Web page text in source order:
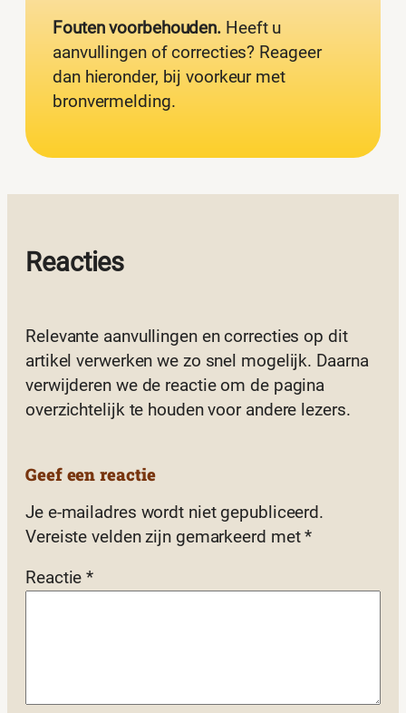
Fouten voorbehouden. Heeft u
aanvullingen of correcties? Reageer
dan hieronder, bij voorkeur met
bronvermelding.
Reacties
Relevante aanvullingen en correcties op dit
artikel verwerken we zo snel mogelijk. Daarna
verwijderen we de reactie om de pagina
overzichtelijk te houden voor andere lezers.
Geef een reactie
Je e-mailadres wordt niet gepubliceerd.
Vereiste velden zijn gemarkeerd met*
Reactie*